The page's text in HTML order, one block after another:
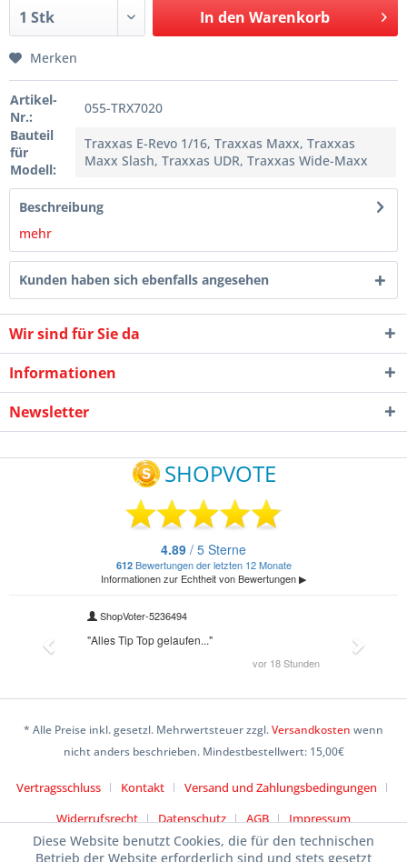
In den Warenkorb
Merken
Artikel-
Nr.:
055-TRX7020
Bauteil
für
Modell:
Traxxas E-Revo 1/16, Traxxas Maxx, Traxxas
Maxx Slash, Traxxas UDR, Traxxas Wide-Maxx
Beschreibung
mehr
Kunden haben sich ebenfalls angesehen
Wir sind für Sie da
Informationen
Newsletter
* Alle Preise inkl. gesetzl. Mehrwertsteuer zzgl.Versandkosten wenn
nicht anders beschrieben. Mindestbestellwert: 15,00€
Vertragsschluss Kontakt
Versand und Zahlungsbedingungen
Widerrufsrecht
Datenschutz AGB Impressum
Diese Website benutzt Cookies, die für den technischen
Betrieb der Website erforderlich sind und stets gesetzt